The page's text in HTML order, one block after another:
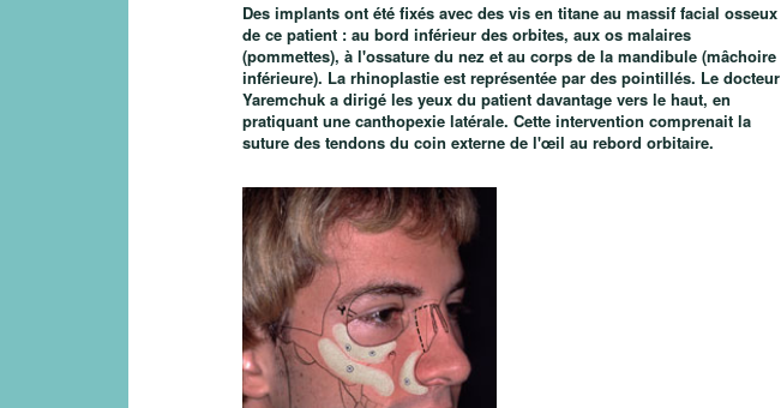
Des implants ont été fixés avec des vis en titane au massif facial osseux
de ce patient : au bord inférieur des orbites, aux os malaires
(pommettes), à l'ossature du nez et au corps de la mandibule (mâchoire
inférieure). La rhinoplastie est représentée par des pointillés. Le docteur
Yaremchuk a dirigé les yeux du patient davantage vers le haut, en
pratiquant une canthopexie latérale. Cette intervention comprenait la
suture des tendons du coin externe de l'œil au rebord orbitaire.